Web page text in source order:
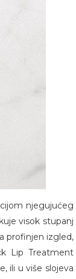
njegujućeg
visok stupanj
profinjen izgled,
Lip Treatment
ili u više slojeva